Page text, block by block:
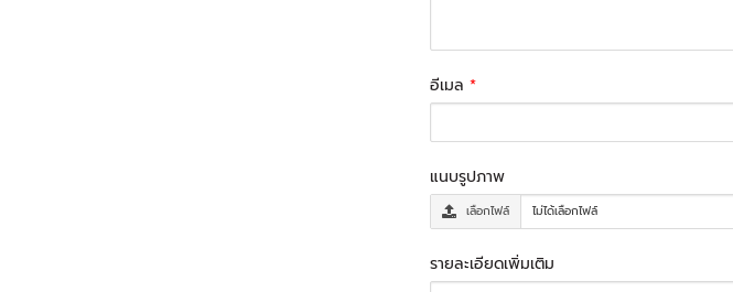
อีเมล *
แนบรูปภาพ
เลือกไฟล์ ไม่ได้เลือกไฟล์
รายละเอียดเพิ่มเติม